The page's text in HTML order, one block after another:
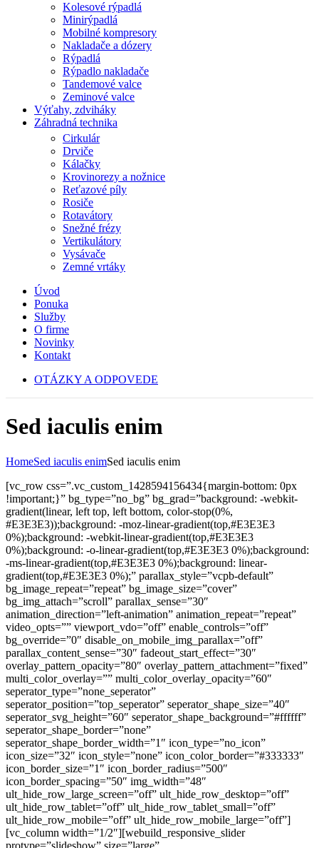
Kolesové rýpadlá
Minirýpadlá
Mobilné kompresory
Nakladače a dózery
Rýpadlá
Rýpadlo nakladače
Tandemové valce
Zeminové valce
Výťahy, zdviháky
Záhradná technika
Cirkulár
Drviče
Kálačky
Krovinorezy a nožnice
Reťazové píly
Rosiče
Rotavátory
Snežné frézy
Vertikulátory
Vysávače
Zemné vrtáky
Úvod
Ponuka
Služby
O firme
Novinky
Kontakt
OTÁZKY A ODPOVEDE
Sed iaculis enim
HomeSed iaculis enimSed iaculis enim
[vc_row css=”.vc_custom_1428594156434{margin-bottom: 0px
!important;}” bg_type=”no_bg” bg_grad=”background: -webkit-
gradient(linear, left top, left bottom, color-stop(0%,
#E3E3E3));background: -moz-linear-gradient(top,#E3E3E3
0%);background: -webkit-linear-gradient(top,#E3E3E3
0%);background: -o-linear-gradient(top,#E3E3E3 0%);background:
-ms-linear-gradient(top,#E3E3E3 0%);background: linear-
gradient(top,#E3E3E3 0%);” parallax_style=”vcpb-default”
bg_image_repeat=”repeat” bg_image_size=”cover”
bg_img_attach=”scroll” parallax_sense=”30″
animation_direction=”left-animation” animation_repeat=”repeat”
video_opts=”” viewport_vdo=”off” enable_controls=”off”
bg_override=”0″ disable_on_mobile_img_parallax=”off”
parallax_content_sense=”30″ fadeout_start_effect=”30″
overlay_pattern_opacity=”80″ overlay_pattern_attachment=”fixed”
multi_color_overlay=”” multi_color_overlay_opacity=”60″
seperator_type=”none_seperator”
seperator_position=”top_seperator” seperator_shape_size=”40″
seperator_svg_height=”60″ seperator_shape_background=”#ffffff”
seperator_shape_border=”none”
seperator_shape_border_width=”1″ icon_type=”no_icon”
icon_size=”32″ icon_style=”none” icon_color_border=”#333333″
icon_border_size=”1″ icon_border_radius=”500″
icon_border_spacing=”50″ img_width=”48″
ult_hide_row_large_screen=”off” ult_hide_row_desktop=”off”
ult_hide_row_tablet=”off” ult_hide_row_tablet_small=”off”
ult_hide_row_mobile=”off” ult_hide_row_mobile_large=”off”]
[vc_column width=”1/2″][webuild_responsive_slider
protype=”slideshow” size=”large”